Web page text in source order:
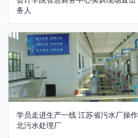
务人
学员走进生产一线 江苏省污水厂操
北污水处理厂